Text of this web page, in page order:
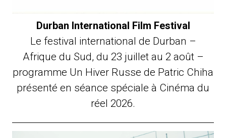
Durban International Film Festival
Le festival international de Durban –
Afrique du Sud, du 23 juillet au 2 août –
programme Un Hiver Russe de Patric Chiha
présenté en séance spéciale à Cinéma du
réel 2026.